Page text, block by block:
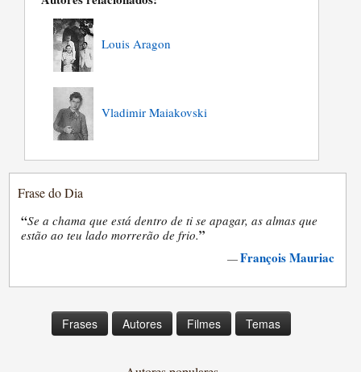
Louis Aragon
Vladimir Maiakovski
Frase do Dia
“Se a chama que está dentro de ti se apagar, as almas que
estão ao teu lado morrerão de frio.”
—François Mauriac
Frases Autores Filmes Temas